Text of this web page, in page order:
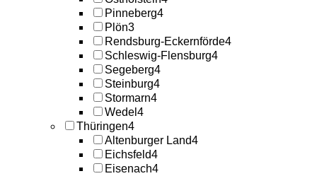
Pinneberg4
Plön3
Rendsburg-Eckernförde4
Schleswig-Flensburg4
Segeberg4
Steinburg4
Stormarn4
Wedel 4
Thüringen4
Altenburger Land4
Eichsfeld4
Eisenach4